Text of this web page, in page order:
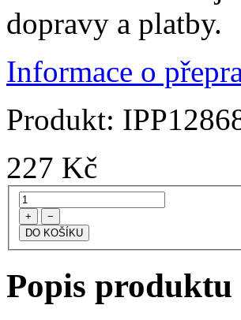
dopravy a platby.
Informace o
Produkt:
227 Kč
+ −
Popis produktu